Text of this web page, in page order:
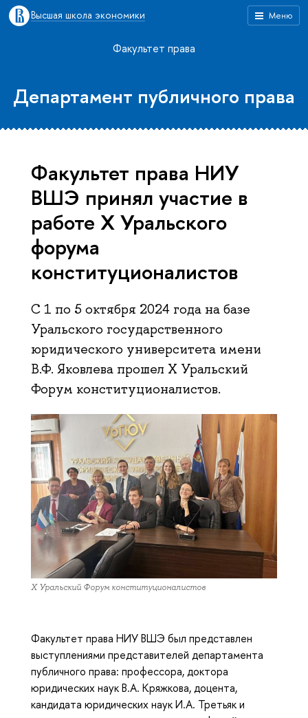
Меню
Высшая школа экономики
Факультет права
Департамент публичного права
Факультет права НИУ
ВШЭ принял участие в
работе X Уральского
форума
конституционалистов
С 1 по 5 октября 2024 года на базе
Уральского государственного
юридического университета имени
В.Ф. Яковлева прошел X Уральский
Форум конституционалистов.
X Уральский Форум конституционалистов
Факультет права НИУ ВШЭ был представлен
выступлениями представителей департамента
публичного права: профессора, доктора
юридических наук В.А. Кряжкова, доцента,
кандидата юридических наук И.А. Третьяк и